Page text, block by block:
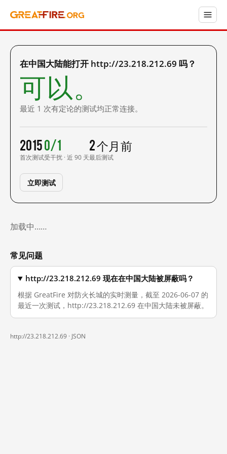
在中国大陆能打开 http://23.218.212.69 吗？
可以。
最近 1 次有定论的测试均正常连接。
2015
首次测试
0/1
受干扰 · 近 90 天
2 个月前
最后测试
立即测试
加载中……
常见问题
http://23.218.212.69 现在在中国大陆被屏蔽吗？
根据 GreatFire 对防火长城的实时测量，截至 2026-06-07 的
最近一次测试，http://23.218.212.69 在中国大陆未被屏蔽。
http://23.218.212.69 · JSON